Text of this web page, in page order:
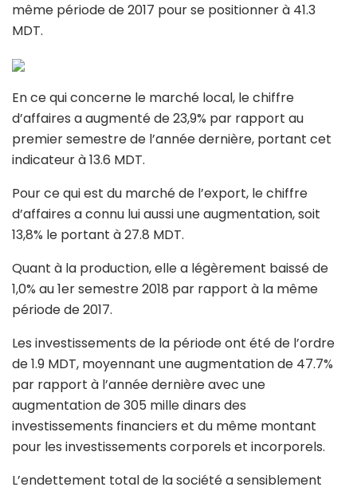
même période de 2017 pour se positionner à 41.3
MDT.
En ce qui concerne le marché local, le chiffre
d’affaires a augmenté de 23,9% par rapport au
premier semestre de l’année dernière, portant cet
indicateur à 13.6 MDT.
Pour ce qui est du marché de l’export, le chiffre
d’affaires a connu lui aussi une augmentation, soit
13,8% le portant à 27.8 MDT.
Quant à la production, elle a légèrement baissé de
1,0% au 1er semestre 2018 par rapport à la même
période de 2017.
Les investissements de la période ont été de l’ordre
de 1.9 MDT, moyennant une augmentation de 47.7%
par rapport à l’année dernière avec une
augmentation de 305 mille dinars des
investissements financiers et du même montant
pour les investissements corporels et incorporels.
L’endettement total de la société a sensiblement